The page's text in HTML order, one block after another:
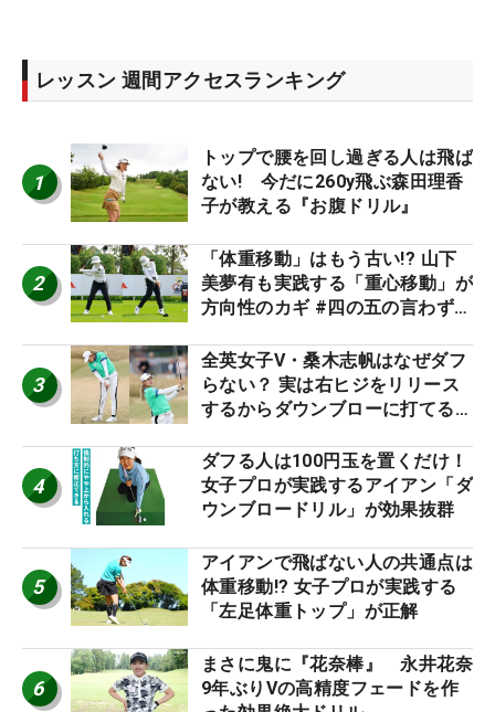
レッスン 週間アクセスランキング
1
トップで腰を回し過ぎる人は飛ば
ない! 今だに260y飛ぶ森田理香
子が教える『お腹ドリル』
2
「体重移動」はもう古い!? 山下
美夢有も実践する「重心移動」が
方向性のカギ #四の五の言わず振
3
全英女子V・桑木志帆はなぜダフ
らない？ 実は右ヒジをリリース
するからダウンブローに打てる #
4
ダフる人は100円玉を置くだけ！
女子プロが実践するアイアン「ダ
ウンブロードリル」が効果抜群
5
アイアンで飛ばない人の共通点は
体重移動!? 女子プロが実践する
「左足体重トップ」が正解
6
まさに鬼に『花奈棒』 永井花奈
9年ぶりVの高精度フェードを作